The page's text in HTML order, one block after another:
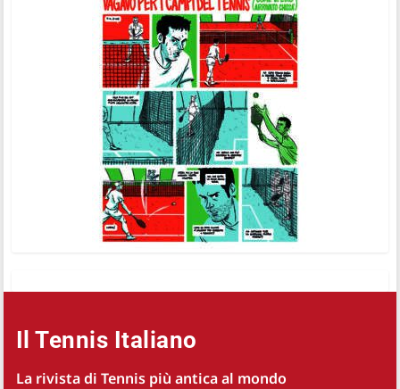
Il Tennis Italiano
La rivista di Tennis più antica al mondo